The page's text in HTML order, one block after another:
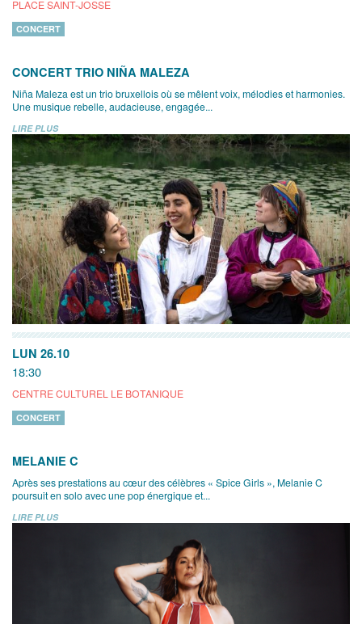
PLACE SAINT-JOSSE
CONCERT
CONCERT TRIO NIÑA MALEZA
Niña Maleza est un trio bruxellois où se mêlent voix, mélodies et harmonies.
Une musique rebelle, audacieuse, engagée...
LIRE PLUS
LUN 26.10
18:30
CENTRE CULTUREL LE BOTANIQUE
CONCERT
MELANIE C
Après ses prestations au cœur des célèbres « Spice Girls », Melanie C
poursuit en solo avec une pop énergique et...
LIRE PLUS